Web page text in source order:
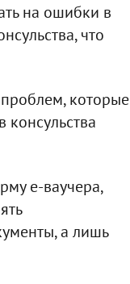
на ошибки в
что
которые
е-ваучера,
а лишь